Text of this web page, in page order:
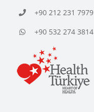
+90 212 231 7979
+90 532 274 3814